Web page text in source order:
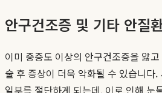
안구건조증 및 기타 안질
이미 중증도 이상의 안구건조증을 앓
술 후 증상이 더욱 악화될 수 있습니다
일부를 절단하게 되는데, 이로 인해 눈